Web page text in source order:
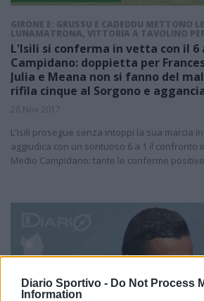
Diario Sportivo - Do Not Process
Information
GIRONE E: GRUSSU E CADEDDU METTONO
LUNAMATRONA, VITTORIA A TAVOLINO
L'Isili si conferma in vetta con il 6
Campidano: doppietta per
Julia e Meana non si fanno del
rifila cinque al Sorgono e
28 Nov 2017
L'Isili prosegue senza intoppi la sua marcia
aggiudica con un sontuoso 6 a 1 il confronto
Medio Campidano: tante le conferme